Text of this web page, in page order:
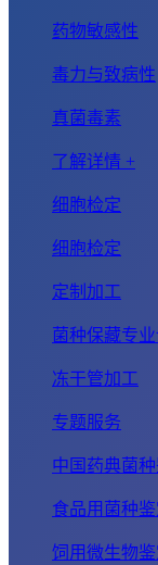
药物敏感性
毒力与致病性
真菌毒素
了解详情 +
细胞检定
细胞检定
定制加工
菌种保藏专
冻干管加工
专题服务
中国药典菌
食品用菌种
饲用微生物